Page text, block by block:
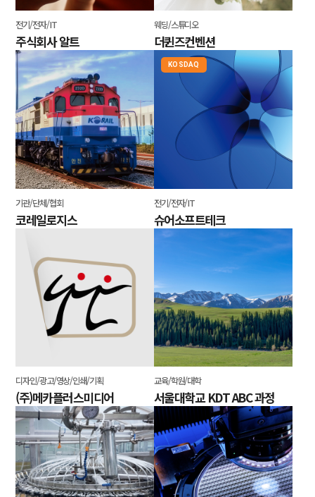
전기/전자/IT
주식회사 알트
웨딩/스튜디오
더퀸즈컨벤션
기관/단체/협회
코레일로지스
전기/전자/IT
슈어소프트테크
KOSDAQ
디자인/광고/영상/인쇄/기획
(주)메카플러스미디어
교육/학원/대학
서울대학교 KDT ABC 과정